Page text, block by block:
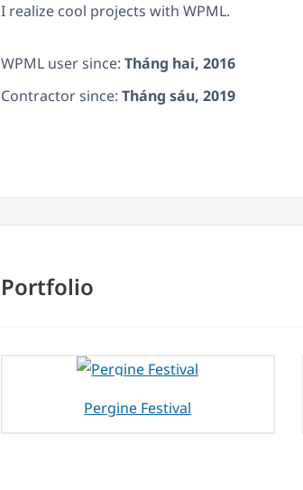
I realize cool projects with WPML.
WPML user since: Tháng hai, 2016
Contractor since: Tháng sáu, 2019
Portfolio
Pergine Festival